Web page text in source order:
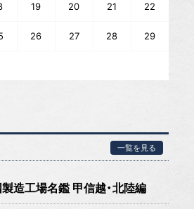
19 20 21 22
26 27 28 29
一覧を見る
造工場名鑑 甲信越・北陸編